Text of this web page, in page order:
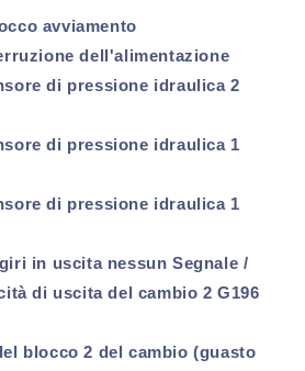
avviamento
dell'alimentazione
di pressione idraulica 2
di pressione idraulica 1
di pressione idraulica 1
in uscita nessun Segnale /
di uscita del cambio 2 G196
blocco 2 del cambio (guasto